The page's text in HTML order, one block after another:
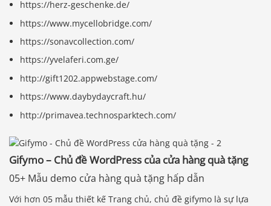
https://herz-geschenke.de/
https://www.mycellobridge.com/
https://sonavcollection.com/
https://yvelaferi.com.ge/
http://gift1202.appwebstage.com/
https://www.daybydaycraft.hu/
http://primavea.technosparktech.com/
Gifymo – Chủ đề WordPress của cửa hàng quà tặng
05+ Mẫu demo cửa hàng quà tặng hấp dẫn
Với hơn 05 mẫu thiết kế Trang chủ, chủ đề gifymo là sự lựa